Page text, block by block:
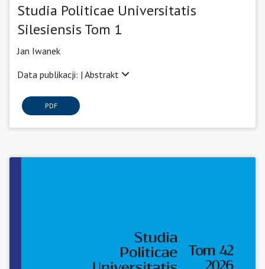
Studia Politicae Universitatis
Silesiensis Tom 1
Jan Iwanek
Data publikacji: | Abstrakt
PDF